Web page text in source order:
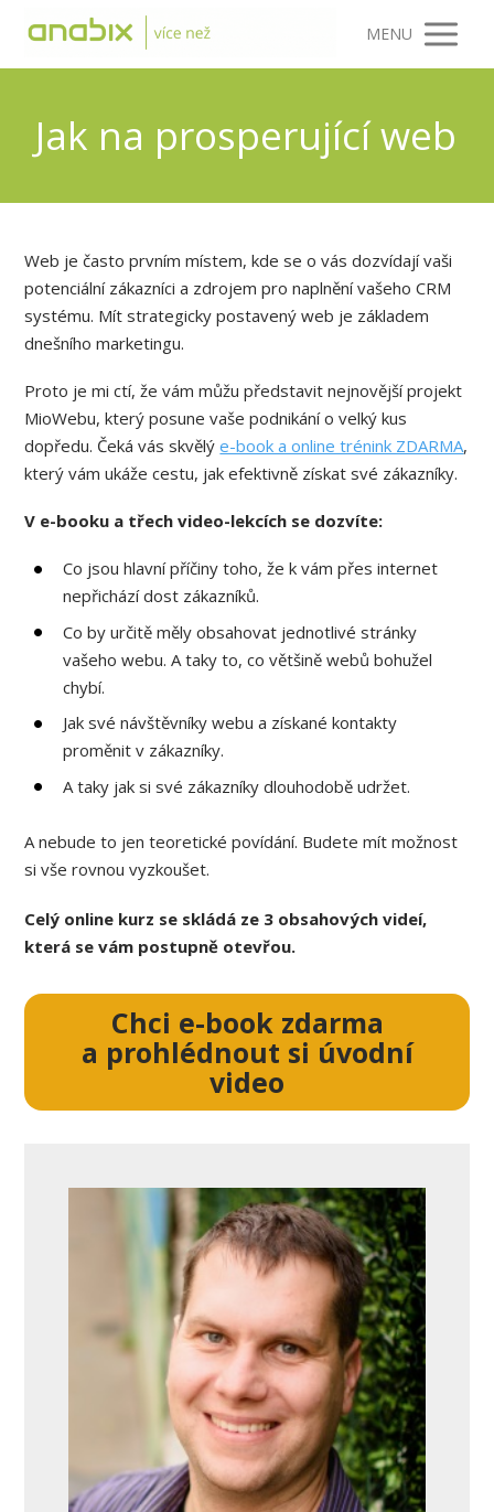
MENU
Jak na prosperující web
Web je často prvním místem, kde se o vás dozvídají vaši
potenciální zákazníci a zdrojem pro naplnění vašeho CRM
systému. Mít strategicky postavený web je základem
dnešního marketingu.
Proto je mi ctí, že vám můžu představit nejnovější projekt
MioWebu, který posune vaše podnikání o velký kus
dopředu. Čeká vás skvělýe-book a online trénink ZDARMA,
který vám ukáže cestu, jak efektivně získat své zákazníky.
V e-booku a třech video-lekcích se dozvíte:
Co jsou hlavní příčiny toho, že k vám přes internet
nepřichází dost zákazníků.
Co by určitě měly obsahovat jednotlivé stránky
vašeho webu. A taky to, co většině webů bohužel
chybí.
Jak své návštěvníky webu a získané kontakty
proměnit v zákazníky.
A taky jak si své zákazníky dlouhodobě udržet.
A nebude to jen teoretické povídání. Budete mít možnost
si vše rovnou vyzkoušet.
Celý online kurz se skládá ze 3 obsahových videí,
která se vám postupně otevřou.
Chci e-book zdarma
a prohlédnout si úvodní
video